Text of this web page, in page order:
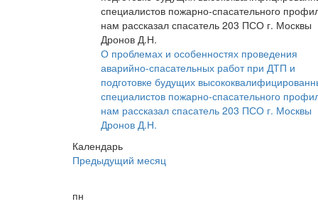
О проблемах и особенностях проведения
аварийно-спасательных работ при ДТП и
подготовке будущих
специалистов пожарно-спасательного
нам рассказал спасатель 203 ПСО г. Москвы
Дронов Д.Н.
Календарь
Предыдущий месяц
пн